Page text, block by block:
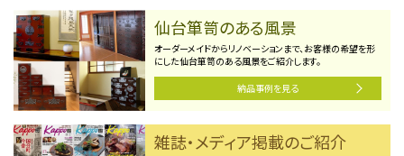
仙台箪笥のある風景
オーダーメイドからリノベーションまで、お客様の希望を形
にした仙台箪笥のある風景をご紹介します。
納品事例を見る
雑誌・メディア掲載のご紹介